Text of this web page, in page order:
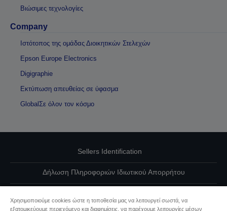
Βιώσιμες τεχνολογίες
Company
Ιστότοπος της ομάδας Διοικητικών Στελεχών
Epson Europe Electronics
Digigraphie
Εκτύπωση απευθείας σε ύφασμα
GlobalΣε όλον τον κόσμο
Sellers Identification
Δήλωση Πληροφοριών Ιδιωτικού Απορρήτου
Χρησιμοποιούμε cookies ώστε η τοποθεσία μας να λειτουργεί σωστά, να
εξατομικεύουμε περιεχόμενο και διαφημίσεις, να παρέχουμε λειτουργίες μέσων